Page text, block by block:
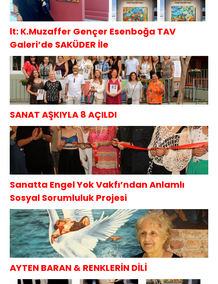
lt: K.Muzaffer Gençer Esenboğa TAV
Galeri’de SAKÜDER İle
SANAT AŞKIYLA 8 AÇILDI
Sanatta Engel Yok Vakfı’ndan Anlamlı
Sosyal Sorumluluk Projesi
AYTEN BARAN & RENKLERİN DİLİ